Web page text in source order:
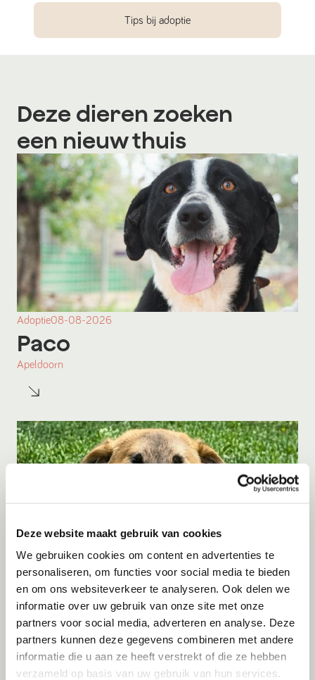
Deze website maakt gebruik van cookies
We gebruiken cookies om content en advertenties te
personaliseren, om functies voor social media te bieden
en om ons websiteverkeer te analyseren. Ook delen we
informatie over uw gebruik van onze site met onze
partners voor social media, adverteren en analyse. Deze
partners kunnen deze gegevens combineren met andere
informatie die u aan ze heeft verstrekt of die ze hebben
verzameld op basis van uw gebruik van hun services.
Tips bij adoptie
Deze dieren zoeken
een nieuw thuis
Adoptie08-08-2026
Paco
Apeldoorn
Adoptie 08-08-2026
Kay
Eemnes